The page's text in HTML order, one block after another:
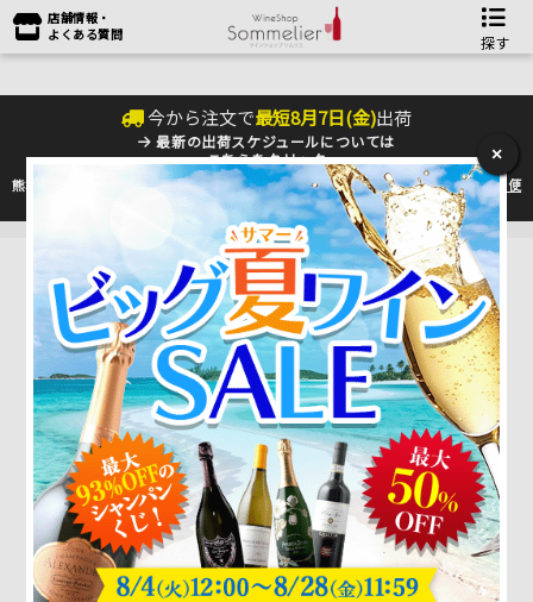
店舗情報・
よくある質問
探す
今から注文で最短8月7日(金)出荷
最新の出荷スケジュールについては
こちらをクリック
熊本地震の影響により九州への配送に遅れが生じております。最新情報は佐川急便
のHP
をご確認下さい。
×